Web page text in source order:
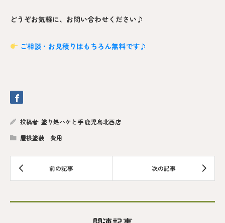
どうぞお気軽に、お問い合わせください♪
ご相談・お見積りはもちろん無料です♪
投稿者: 塗り処ハケと手 鹿児島北西店
屋根塗装 費用